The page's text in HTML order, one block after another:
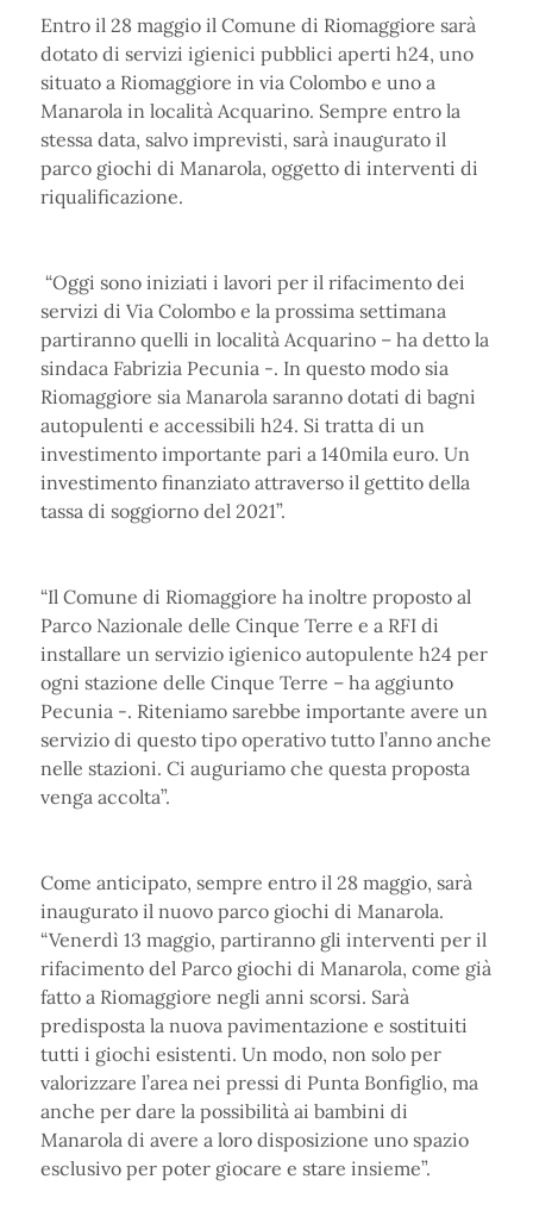
Entro il 28 maggio il Comune di Riomaggiore sarà
dotato di servizi igienici pubblici aperti h24, uno
situato a Riomaggiore in via Colombo e uno a
Manarola in località Acquarino. Sempre entro la
stessa data, salvo imprevisti, sarà inaugurato il
parco giochi di Manarola, oggetto di interventi di
riqualificazione.
“Oggi sono iniziati i lavori per il rifacimento dei
servizi di Via Colombo e la prossima settimana
partiranno quelli in località Acquarino – ha detto la
sindaca Fabrizia Pecunia -. In questo modo sia
Riomaggiore sia Manarola saranno dotati di bagni
autopulenti e accessibili h24. Si tratta di un
investimento importante pari a 140mila euro. Un
investimento finanziato attraverso il gettito della
tassa di soggiorno del 2021”.
“Il Comune di Riomaggiore ha inoltre proposto al
Parco Nazionale delle Cinque Terre e a RFI di
installare un servizio igienico autopulente h24 per
ogni stazione delle Cinque Terre – ha aggiunto
Pecunia -. Riteniamo sarebbe importante avere un
servizio di questo tipo operativo tutto l’anno anche
nelle stazioni. Ci auguriamo che questa proposta
venga accolta”.
Come anticipato, sempre entro il 28 maggio, sarà
inaugurato il nuovo parco giochi di Manarola.
“Venerdì 13 maggio, partiranno gli interventi per il
rifacimento del Parco giochi di Manarola, come già
fatto a Riomaggiore negli anni scorsi. Sarà
predisposta la nuova pavimentazione e sostituiti
tutti i giochi esistenti. Un modo, non solo per
valorizzare l’area nei pressi di Punta Bonfiglio, ma
anche per dare la possibilità ai bambini di
Manarola di avere a loro disposizione uno spazio
esclusivo per poter giocare e stare insieme”.